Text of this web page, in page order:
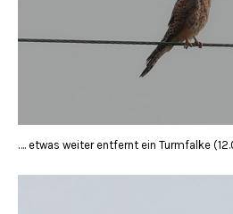
…. etwas weiter entfernt ein Turmfalke